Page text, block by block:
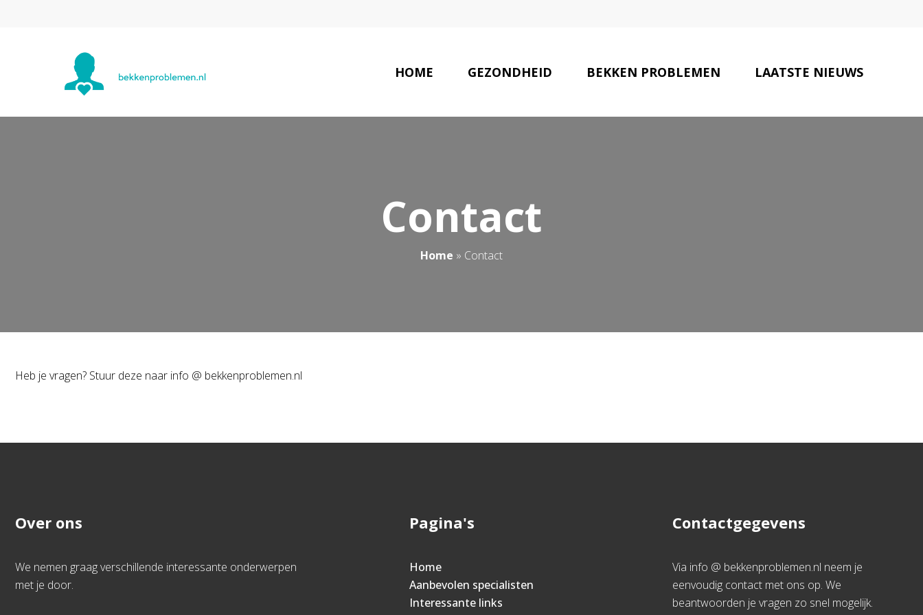
HOME GEZONDHEID BEKKEN PROBLEMEN LAATSTE NIEUWS
Contact
Home » Contact
Heb je vragen? Stuur deze naar info @ bekkenproblemen.nl
Over ons
We nemen graag verschillende interessante onderwerpen
met je door.
Pagina's
Home
Aanbevolen specialisten
Interessante links
Contactgegevens
Via info @ bekkenproblemen.nl neem je
eenvoudig contact met ons op. We
beantwoorden je vragen zo snel mogelijk.